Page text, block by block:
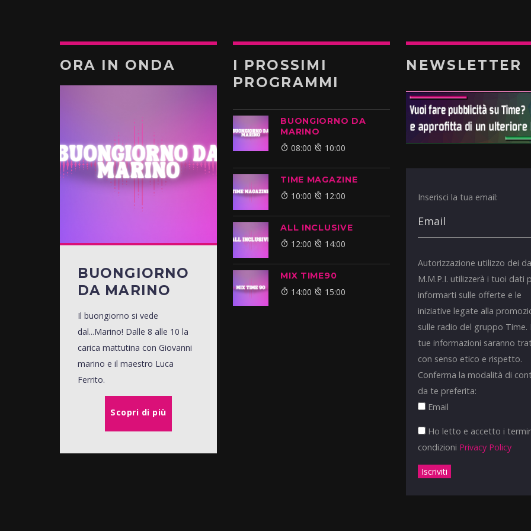
ORA IN ONDA
BUONGIORNO
DA MARINO
Il buongiorno si vede
dal...Marino! Dalle 8 alle 10 la
carica mattutina con Giovanni
marino e il maestro Luca
Ferrito.
Scopri di più
I PROSSIMI
PROGRAMMI
BUONGIORNO DA
MARINO
08:00 10:00
TIME MAGAZINE
10:00 12:00
ALL INCLUSIVE
12:00 14:00
MIX TIME90
14:00 15:00
NEWSLETTER
Inserisci la tua email:
Autorizzazione utilizzo dei
M.M.P.I. utilizzerà i tuoi dati
informarti sulle offerte e le
iniziative legate alla
sulle radio del gruppo Time.
tue informazioni saranno
con senso etico e rispetto.
Conferma la modalità di
da te preferita:
Email
Ho letto e accetto i
condizioni Privacy Policy